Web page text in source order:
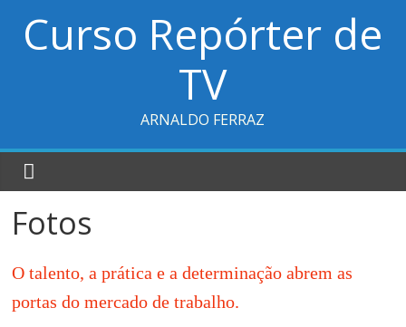
Curso Repórter de
TV
ARNALDO FERRAZ
Fotos
O talento, a prática e a determinação abrem as
portas do mercado de trabalho.